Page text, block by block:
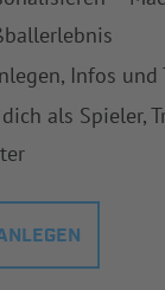
Infos
als Spieler,